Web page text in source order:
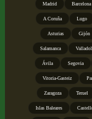
Madrid Barcelona
A Coruña Lugo
Asturias Gijón
Salamanca
Ávila Segovia
Vitoria-Gasteiz
Zaragoza Teruel
Islas Baleares